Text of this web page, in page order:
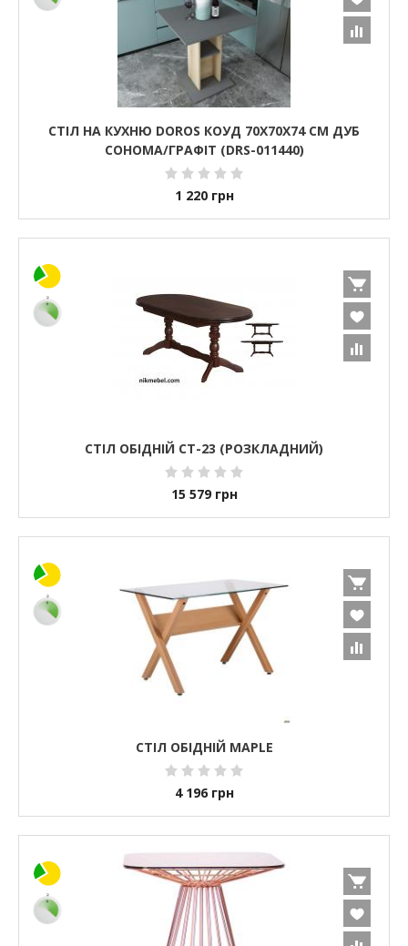
СТІЛ НА КУХНЮ DOROS КОУД 70Х70Х74 СМ ДУБ
СОНОМА/ГРАФІТ (DRS-011440)
1 220 грн
СТІЛ ОБІДНІЙ СТ-23 (РОЗКЛАДНИЙ)
15 579 грн
СТІЛ ОБІДНІЙ MAPLE
4 196 грн